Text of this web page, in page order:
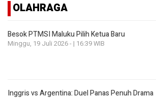
OLAHRAGA
Besok PTMSI Maluku Pilih Ketua Baru
Minggu, 19 Juli 2026 - | 16:39 WIB
Inggris vs Argentina: Duel Panas Penuh Drama